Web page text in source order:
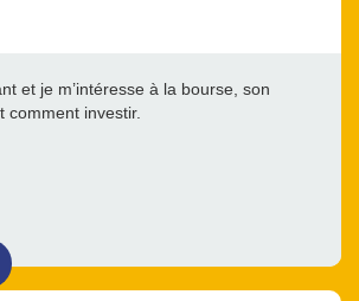
et je m’intéresse à la bourse, son
comment investir.